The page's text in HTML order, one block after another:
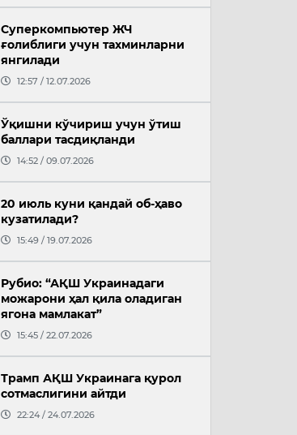
Суперкомпьютер ЖЧ
ғолиблиги учун тахминларни
янгилади
12:57 / 12.07.2026
Ўқишни кўчириш учун ўтиш
баллари тасдиқланди
14:52 / 09.07.2026
20 июль куни қандай об-ҳаво
кузатилади?
15:49 / 19.07.2026
Рубио: “АҚШ Украинадаги
можарони ҳал қила оладиган
ягона мамлакат”
15:45 / 22.07.2026
Трамп АҚШ Украинага қурол
сотмаслигини айтди
22:24 / 24.07.2026